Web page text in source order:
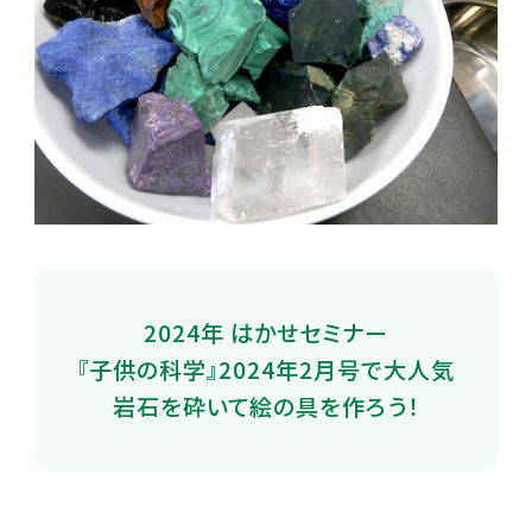
2024年 はかせセミナー
『子供の科学』2024年2月号で大人気
岩石を砕いて絵の具を作ろう！